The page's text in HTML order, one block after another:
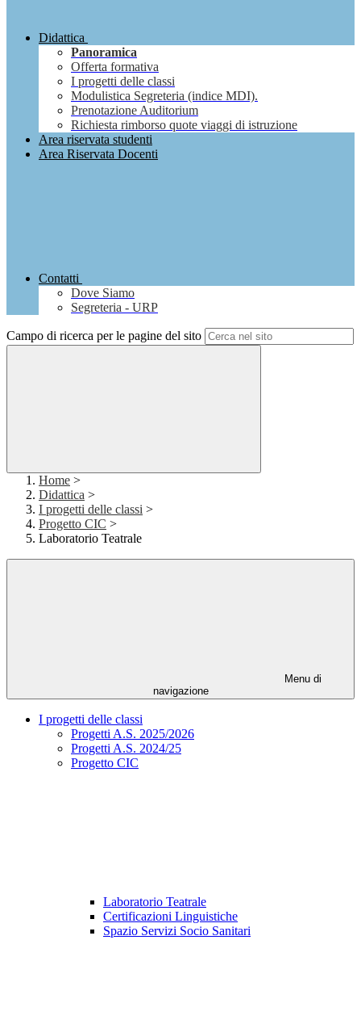
Didattica
Panoramica
Offerta formativa
I progetti delle classi
Modulistica Segreteria (indice MDI).
Prenotazione Auditorium
Richiesta rimborso quote viaggi di istruzione
Area riservata studenti
Area Riservata Docenti
Contatti
Dove Siamo
Segreteria - URP
Campo di ricerca per le pagine del sito
Home >
Didattica >
I progetti delle classi >
Progetto CIC >
Laboratorio Teatrale
Menu di
navigazione
I progetti delle classi
Progetti A.S. 2025/2026
Progetti A.S. 2024/25
Progetto CIC
Laboratorio Teatrale
Certificazioni Linguistiche
Spazio Servizi Socio Sanitari